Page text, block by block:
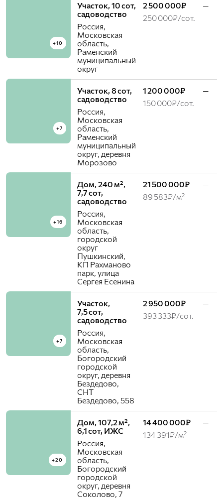
+10
Участок, 10 сот,
садоводство
Россия,
Московская
область,
Раменский
муниципальный
округ
2 500 000₽
250 000₽/сот.
—
+7
Участок, 8 сот,
садоводство
Россия,
Московская
область,
Раменский
муниципальный
округ, деревня
Морозово
1 200 000₽
150 000₽/сот.
—
+16
Дом, 240 м²,
7,7 сот,
садоводство
Россия,
Московская
область,
городской
округ
Пушкинский,
КП Рахманово
парк, улица
Сергея Есенина
21 500 000₽
89 583₽/м²
—
+7
Участок,
7,5 сот,
садоводство
Россия,
Московская
область,
Богородский
городской
округ, деревня
Бездедово,
СНТ
Бездедово, 558
2 950 000₽
393 333₽/сот.
—
+20
Дом, 107,2 м²,
6,1 сот, ИЖС
Россия,
Московская
область,
Богородский
городской
округ, деревня
Соколово, 7
14 400 000₽
134 391₽/м²
—